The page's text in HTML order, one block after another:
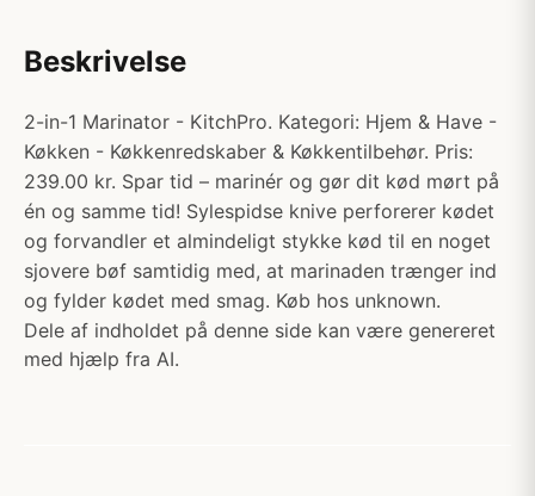
Beskrivelse
2-in-1 Marinator - KitchPro. Kategori: Hjem & Have -
Køkken - Køkkenredskaber & Køkkentilbehør. Pris:
239.00 kr. Spar tid – marinér og gør dit kød mørt på
én og samme tid! Sylespidse knive perforerer kødet
og forvandler et almindeligt stykke kød til en noget
sjovere bøf samtidig med, at marinaden trænger ind
og fylder kødet med smag. Køb hos unknown.
Dele af indholdet på denne side kan være genereret
med hjælp fra AI.